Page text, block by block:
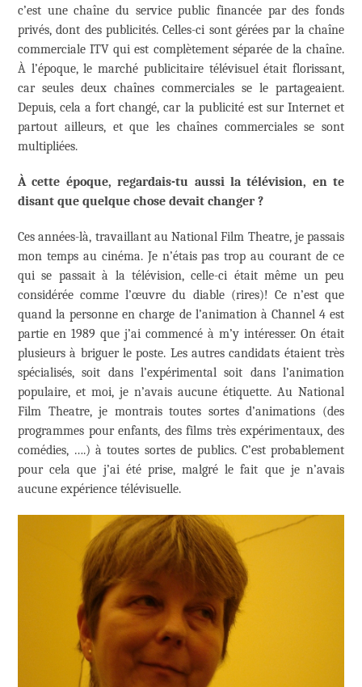
c’est une chaîne du service public financée par des fonds
privés, dont des publicités. Celles-ci sont gérées par la chaîne
commerciale ITV qui est complètement séparée de la chaîne.
À l’époque, le marché publicitaire télévisuel était florissant,
car seules deux chaînes commerciales se le partageaient.
Depuis, cela a fort changé, car la publicité est sur Internet et
partout ailleurs, et que les chaînes commerciales se sont
multipliées.
À cette époque, regardais-tu aussi la télévision, en te
disant que quelque chose devait changer ?
Ces années-là, travaillant au National Film Theatre, je passais
mon temps au cinéma. Je n’étais pas trop au courant de ce
qui se passait à la télévision, celle-ci était même un peu
considérée comme l’œuvre du diable (rires)! Ce n’est que
quand la personne en charge de l’animation à Channel 4 est
partie en 1989 que j’ai commencé à m’y intéresser. On était
plusieurs à briguer le poste. Les autres candidats étaient très
spécialisés, soit dans l’expérimental soit dans l’animation
populaire, et moi, je n’avais aucune étiquette. Au National
Film Theatre, je montrais toutes sortes d’animations (des
programmes pour enfants, des films très expérimentaux, des
comédies, ….) à toutes sortes de publics. C’est probablement
pour cela que j’ai été prise, malgré le fait que je n’avais
aucune expérience télévisuelle.